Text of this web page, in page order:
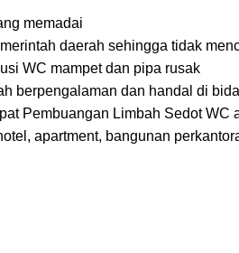
memadai
daerah sehingga tidak
WC mampet dan pipa rusak
berpengalaman dan handal di
Pembuangan Limbah Sedot WC
apartment, bangunan